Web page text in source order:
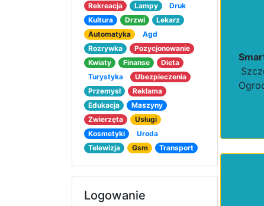
Rekreacja
Lampy
Druk
Kultura
Drzwi
Lekarz
Automatyka
Agd
Rozrywka
Pozycjonowanie
Kwiaty
Finanse
Dieta
Turystyka
Ubezpieczenia
Przemysł
Reklama
Edukacja
Maszyny
Zwierzęta
Usługi
Kosmetyki
Uroda
Telewizja
Gsm Transport
Logowanie